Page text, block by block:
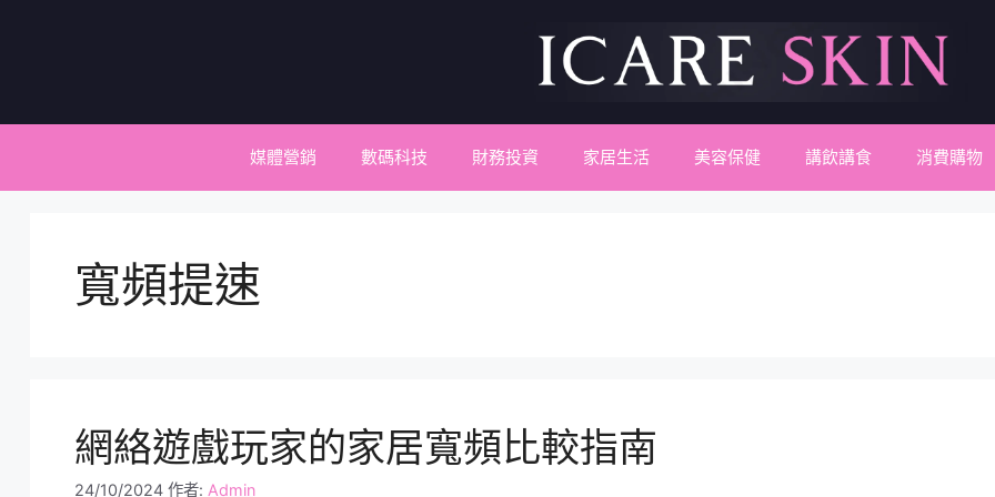
內
媒體營銷 數碼科技 財務投資 家居生活 美容保健 講飲講食 消費購物
寬頻提速
網絡遊戲玩家的家居寬頻比較指南
24/10/2024 作者: Admin